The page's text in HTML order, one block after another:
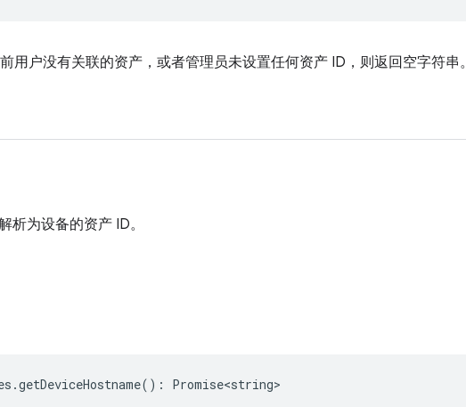
用户没有关联的资产，或者管理员未设置任何资产 ID，则返回空字符串。
析为设备的资产 ID。
.getDeviceHostname() : Promise<string>